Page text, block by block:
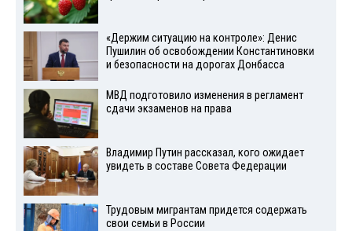
«Держим ситуацию на контроле»: Денис
Пушилин об освобождении Константиновки
и безопасности на дорогах Донбасса
МВД подготовило изменения в регламент
сдачи экзаменов на права
Владимир Путин рассказал, кого ожидает
увидеть в составе Совета Федерации
Трудовым мигрантам придется содержать
свои семьи в России